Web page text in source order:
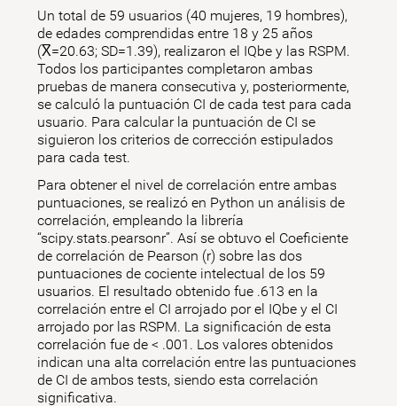
Un total de 59 usuarios (40 mujeres, 19 hombres),
de edades comprendidas entre 18 y 25 años
(X̅=20.63; SD=1.39), realizaron el IQbe y las RSPM.
Todos los participantes completaron ambas
pruebas de manera consecutiva y, posteriormente,
se calculó la puntuación CI de cada test para cada
usuario. Para calcular la puntuación de CI se
siguieron los criterios de corrección estipulados
para cada test.
Para obtener el nivel de correlación entre ambas
puntuaciones, se realizó en Python un análisis de
correlación, empleando la librería
“scipy.stats.pearsonr”. Así se obtuvo el Coeficiente
de correlación de Pearson (r) sobre las dos
puntuaciones de cociente intelectual de los 59
usuarios. El resultado obtenido fue .613 en la
correlación entre el CI arrojado por el IQbe y el CI
arrojado por las RSPM. La significación de esta
correlación fue de < .001. Los valores obtenidos
indican una alta correlación entre las puntuaciones
de CI de ambos tests, siendo esta correlación
significativa.